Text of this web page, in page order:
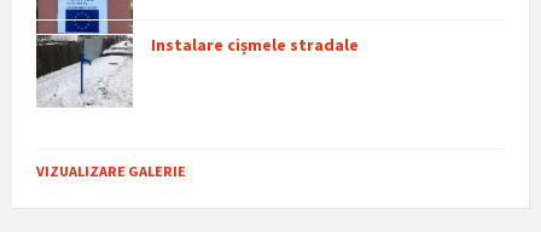
Instalare cișmele stradale
VIZUALIZARE GALERIE